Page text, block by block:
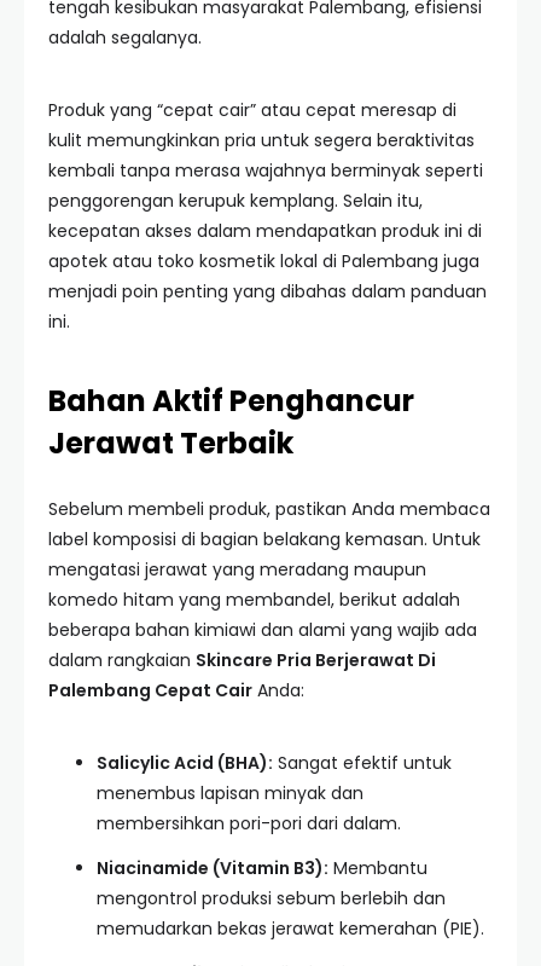
tengah kesibukan masyarakat Palembang, efisiensi
adalah segalanya.
Produk yang “cepat cair” atau cepat meresap di
kulit memungkinkan pria untuk segera beraktivitas
kembali tanpa merasa wajahnya berminyak seperti
penggorengan kerupuk kemplang. Selain itu,
kecepatan akses dalam mendapatkan produk ini di
apotek atau toko kosmetik lokal di Palembang juga
menjadi poin penting yang dibahas dalam panduan
ini.
Bahan Aktif Penghancur
Jerawat Terbaik
Sebelum membeli produk, pastikan Anda membaca
label komposisi di bagian belakang kemasan. Untuk
mengatasi jerawat yang meradang maupun
komedo hitam yang membandel, berikut adalah
beberapa bahan kimiawi dan alami yang wajib ada
dalam rangkaian Skincare Pria Berjerawat Di
Palembang Cepat Cair Anda:
Salicylic Acid (BHA): Sangat efektif untuk
menembus lapisan minyak dan
membersihkan pori-pori dari dalam.
Niacinamide (Vitamin B3): Membantu
mengontrol produksi sebum berlebih dan
memudarkan bekas jerawat kemerahan (PIE).